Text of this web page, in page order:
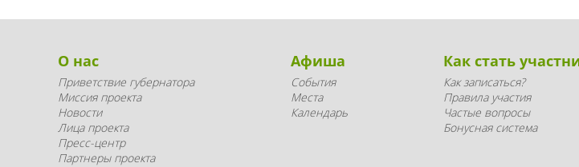
О нас
Приветствие губернатора
Миссия проекта
Новости
Лица проекта
Пресс-центр
Партнеры проекта
Афиша
События
Места
Календарь
Как стать
Как записаться?
Правила участия
Частые вопросы
Бонусная система